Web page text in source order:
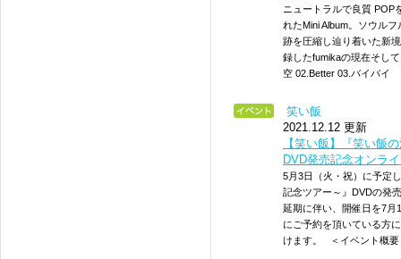
ニュートラルで良質 POP
れたMini Album。ソウル
跡を圧縮し辿り着いた新
録したfumikaの現在そし
空 02.Better 03.バイバイ
笑い飯
2021.12.12 更新
【笑い飯】『笑い飯
DVD発売記念オンラ
5月3日（火・祝）に予定
記念ツアー～』DVDの発
延期に伴い、開催日を7月
にご予約を頂いている方
けます。 ＜イベント概要